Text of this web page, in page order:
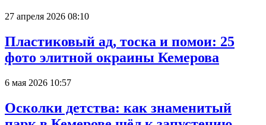
27 апреля 2026 08:10
Пластиковый ад, тоска и помои: 25
фото элитной окраины Кемерова
6 мая 2026 10:57
Осколки детства: как знаменитый